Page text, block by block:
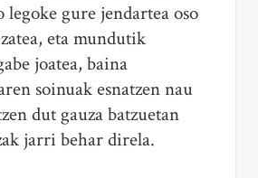
legoke gure jendartea oso
eta mundutik
joatea, baina
soinuak esnatzen nau
dut gauza batzuetan
jarri behar direla.